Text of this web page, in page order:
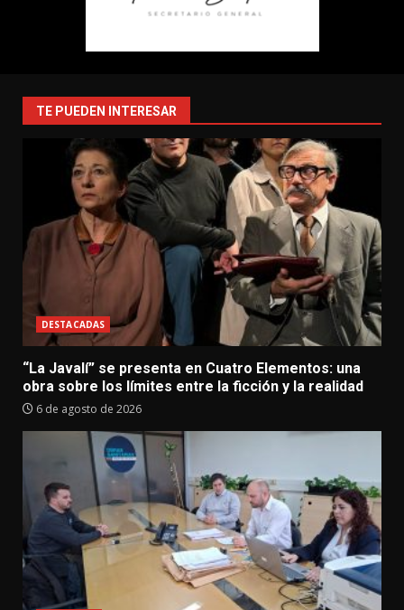
TE PUEDEN INTERESAR
DESTACADAS
“La Javalí” se presenta en Cuatro Elementos: una
obra sobre los límites entre la ficción y la realidad
6 de agosto de 2026